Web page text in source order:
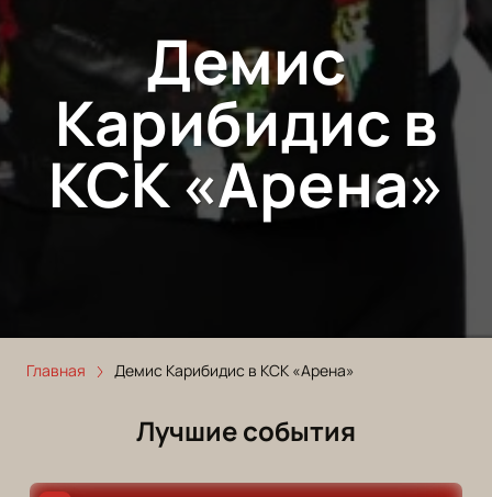
Демис
Карибидис в
КСК «Арена»
Главная Демис Карибидис в КСК «Арена»
Лучшие события